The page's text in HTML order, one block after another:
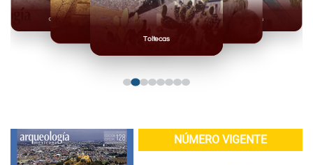
Toltecas
Mexicas
Olmecas
NÚMERO VIGENTE